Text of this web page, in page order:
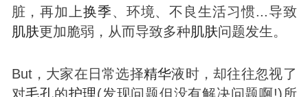
脏，再加上换季、环境、不良生活习惯...导致
肌肤更加脆弱，从而导致多种肌肤问题发生。
But，大家在日常选择精华液时，却往往忽视了
对毛孔的护理(发现问题但没有解决问题啊!)所